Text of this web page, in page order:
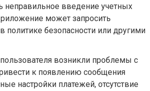
неправильное введение учетных
может запросить
безопасности или другими
возникли проблемы с
к появлению сообщения
настройки платежей, отсутствие